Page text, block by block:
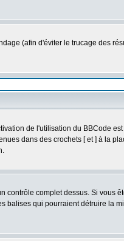
(afin d'éviter le trucage des
de l'utilisation du BBCode
dans des crochets [ et ] à la
contrôle complet dessus. Si vous
balises qui pourraient détruire la